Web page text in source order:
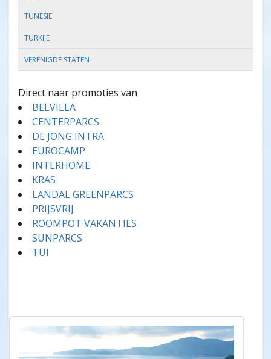
TUNESIE
TURKIJE
VERENIGDE STATEN
Direct naar promoties van
BELVILLA
CENTERPARCS
DE JONG INTRA
EUROCAMP
INTERHOME
KRAS
LANDAL GREENPARCS
PRIJSVRIJ
ROOMPOT VAKANTIES
SUNPARCS
TUI